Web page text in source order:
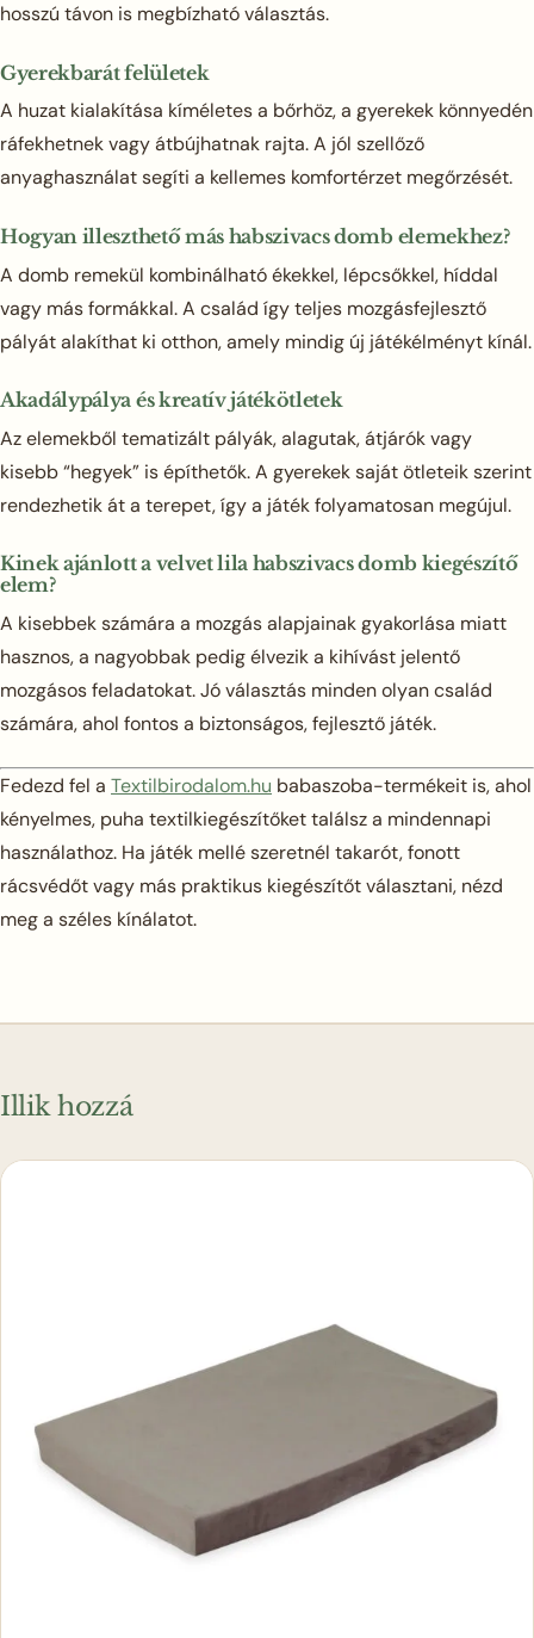
hosszú távon is megbízható választás.
Gyerekbarát felületek
A huzat kialakítása kíméletes a bőrhöz, a gyerekek könnyedén
ráfekhetnek vagy átbújhatnak rajta. A jól szellőző
anyaghasználat segíti a kellemes komfortérzet megőrzését.
Hogyan illeszthető más habszivacs domb elemekhez?
A domb remekül kombinálható ékekkel, lépcsőkkel, híddal
vagy más formákkal. A család így teljes mozgásfejlesztő
pályát alakíthat ki otthon, amely mindig új játékélményt kínál.
Akadálypálya és kreatív játékötletek
Az elemekből tematizált pályák, alagutak, átjárók vagy
kisebb “hegyek” is építhetők. A gyerekek saját ötleteik szerint
rendezhetik át a terepet, így a játék folyamatosan megújul.
Kinek ajánlott a velvet lila habszivacs domb kiegészítő
elem?
A kisebbek számára a mozgás alapjainak gyakorlása miatt
hasznos, a nagyobbak pedig élvezik a kihívást jelentő
mozgásos feladatokat. Jó választás minden olyan család
számára, ahol fontos a biztonságos, fejlesztő játék.
Fedezd fel a Textilbirodalom.hu babaszoba-termékeit is, ahol
kényelmes, puha textilkiegészítőket találsz a mindennapi
használathoz. Ha játék mellé szeretnél takarót, fonott
rácsvédőt vagy más praktikus kiegészítőt választani, nézd
meg a széles kínálatot.
Illik hozzá